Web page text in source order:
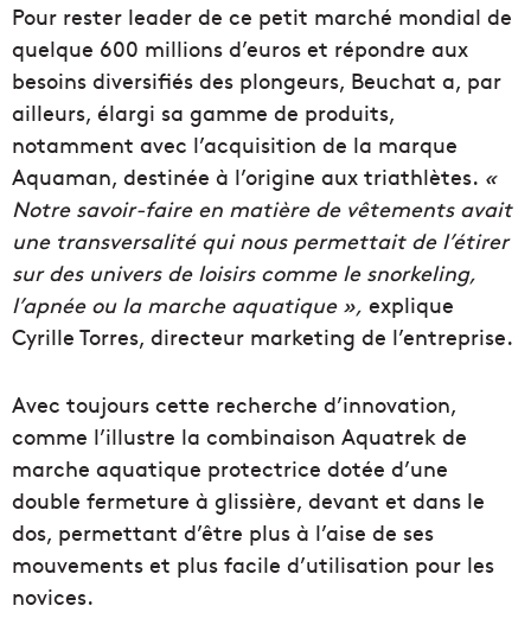
Pour rester leader de ce petit marché mondial de
quelque 600 millions d’euros et répondre aux
besoins diversifiés des plongeurs, Beuchat a, par
ailleurs, élargi sa gamme de produits,
notamment avec l’acquisition de la marque
Aquaman, destinée à l’origine aux triathlètes. «
Notre savoir-faire en matière de vêtements avait
une transversalité qui nous permettait de l’étirer
sur des univers de loisirs comme le snorkeling,
l’apnée ou la marche aquatique », explique
Cyrille Torres, directeur marketing de l’entreprise.
Avec toujours cette recherche d’innovation,
comme l’illustre la combinaison Aquatrek de
marche aquatique protectrice dotée d’une
double fermeture à glissière, devant et dans le
dos, permettant d’être plus à l’aise de ses
mouvements et plus facile d’utilisation pour les
novices.